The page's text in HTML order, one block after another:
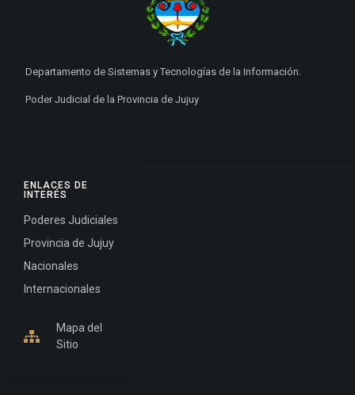
ENLACES DE
INTERÉS
Poderes Judiciales
Provincia de Jujuy
Nacionales
Internacionales
Mapa del
Sitio
Departamento de Sistemas y Tecnologías de la Información.
Poder Judicial de la Provincia de Jujuy